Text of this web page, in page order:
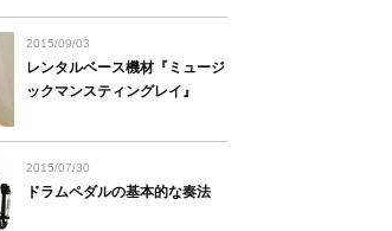
2015/09/03
レンタルベース機材『ミュージ
ックマンスティングレイ』
2015/07/30
ドラムペダルの基本的な奏法